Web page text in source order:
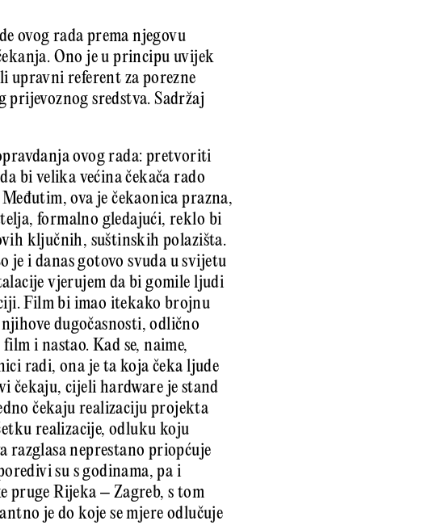
ovog rada prema njegovu
Ono je u principu uvijek
upravni referent za porezne
prijevoznog sredstva. Sadržaj
ovog rada: pretvoriti
bi velika većina čekača rado
ova je čekaonica prazna,
formalno gledajući, reklo bi
ključnih, suštinskih polazišta.
je i danas gotovo svuda u svijetu
vjerujem da bi gomile ljudi
Film bi imao itekako brojnu
dugočasnosti, odlično
i nastao. Kad se, naime,
radi, ona je ta koja čeka ljude
čekaju, cijeli hardware je stand
čekaju realizaciju projekta
realizacije, odluku koju
razglasa neprestano priopćuje
su s godinama, pa i
pruge Rijeka – Zagreb, s tom
je do koje se mjere odlučuje